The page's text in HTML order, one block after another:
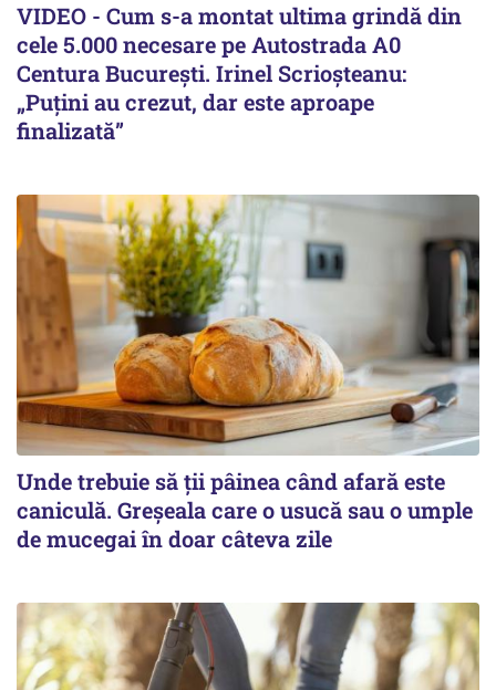
VIDEO - Cum s-a montat ultima grindă din
cele 5.000 necesare pe Autostrada A0
Centura București. Irinel Scrioșteanu:
„Puțini au crezut, dar este aproape
finalizată”
Unde trebuie să ții pâinea când afară este
caniculă. Greșeala care o usucă sau o umple
de mucegai în doar câteva zile